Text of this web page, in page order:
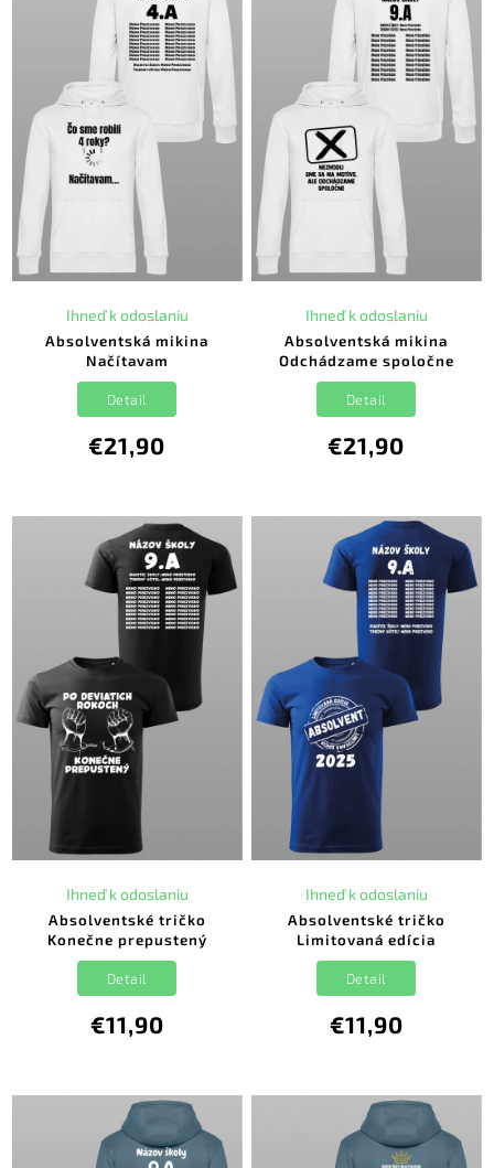
Absolventská mikina
Načítavam
Ihneď k odoslaniu
€21,90
Detail
Absolventská mikina
Odchádzame spoločne
Ihneď k odoslaniu
€21,90
Detail
Absolventské tričko
Konečne prepustený
Ihneď k odoslaniu
€11,90
Detail
Absolventské tričko
Limitovaná edícia
Ihneď k odoslaniu
€11,90
Detail